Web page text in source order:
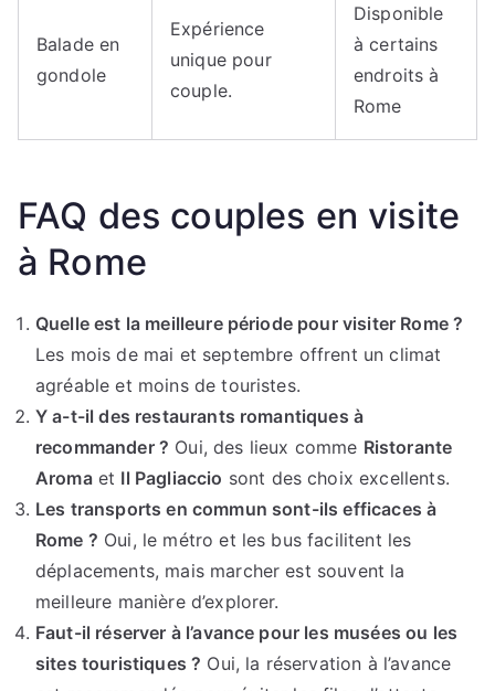
Balade en
gondole
Expérience
unique pour
couple.
Disponible
à certains
endroits à
Rome
FAQ des couples en visite
à Rome
Quelle est la meilleure période pour visiter Rome ?
Les mois de mai et septembre offrent un climat
agréable et moins de touristes.
Y a-t-il des restaurants romantiques à
recommander ? Oui, des lieux comme Ristorante
Aromaet Il Pagliaccio sont des choix excellents.
Les transports en commun sont-ils efficaces à
Rome ? Oui, le métro et les bus facilitent les
déplacements, mais marcher est souvent la
meilleure manière d’explorer.
Faut-il réserver à l’avance pour les musées ou les
sites touristiques ? Oui, la réservation à l’avance